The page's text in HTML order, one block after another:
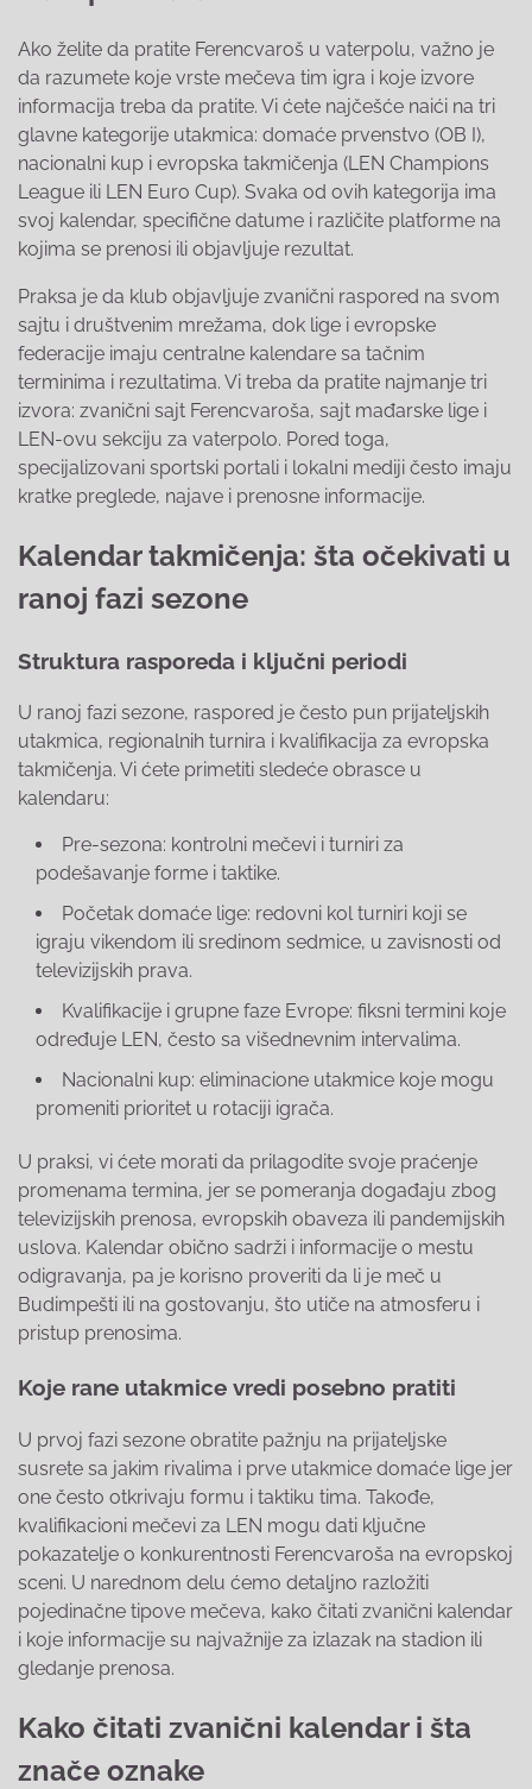
Ako želite da pratite Ferencvaroš u vaterpolu, važno je
da razumete koje vrste mečeva tim igra i koje izvore
informacija treba da pratite. Vi ćete najčešće naići na tri
glavne kategorije utakmica: domaće prvenstvo (OB I),
nacionalni kup i evropska takmičenja (LEN Champions
League ili LEN Euro Cup). Svaka od ovih kategorija ima
svoj kalendar, specifične datume i različite platforme na
kojima se prenosi ili objavljuje rezultat.
Praksa je da klub objavljuje zvanični raspored na svom
sajtu i društvenim mrežama, dok lige i evropske
federacije imaju centralne kalendare sa tačnim
terminima i rezultatima. Vi treba da pratite najmanje tri
izvora: zvanični sajt Ferencvaroša, sajt mađarske lige i
LEN-ovu sekciju za vaterpolo. Pored toga,
specijalizovani sportski portali i lokalni mediji često imaju
kratke preglede, najave i prenosne informacije.
Kalendar takmičenja: šta očekivati u
ranoj fazi sezone
Struktura rasporeda i ključni periodi
U ranoj fazi sezone, raspored je često pun prijateljskih
utakmica, regionalnih turnira i kvalifikacija za evropska
takmičenja. Vi ćete primetiti sledeće obrasce u
kalendaru:
Pre-sezona: kontrolni mečevi i turniri za
podešavanje forme i taktike.
Početak domaće lige: redovni kol turniri koji se
igraju vikendom ili sredinom sedmice, u zavisnosti od
televizijskih prava.
Kvalifikacije i grupne faze Evrope: fiksni termini koje
određuje LEN, često sa višednevnim intervalima.
Nacionalni kup: eliminacione utakmice koje mogu
promeniti prioritet u rotaciji igrača.
U praksi, vi ćete morati da prilagodite svoje praćenje
promenama termina, jer se pomeranja događaju zbog
televizijskih prenosa, evropskih obaveza ili pandemijskih
uslova. Kalendar obično sadrži i informacije o mestu
odigravanja, pa je korisno proveriti da li je meč u
Budimpešti ili na gostovanju, što utiče na atmosferu i
pristup prenosima.
Koje rane utakmice vredi posebno pratiti
U prvoj fazi sezone obratite pažnju na prijateljske
susrete sa jakim rivalima i prve utakmice domaće lige jer
one često otkrivaju formu i taktiku tima. Takođe,
kvalifikacioni mečevi za LEN mogu dati ključne
pokazatelje o konkurentnosti Ferencvaroša na evropskoj
sceni. U narednom delu ćemo detaljno razložiti
pojedinačne tipove mečeva, kako čitati zvanični kalendar
i koje informacije su najvažnije za izlazak na stadion ili
gledanje prenosa.
Kako čitati zvanični kalendar i šta
znače oznake